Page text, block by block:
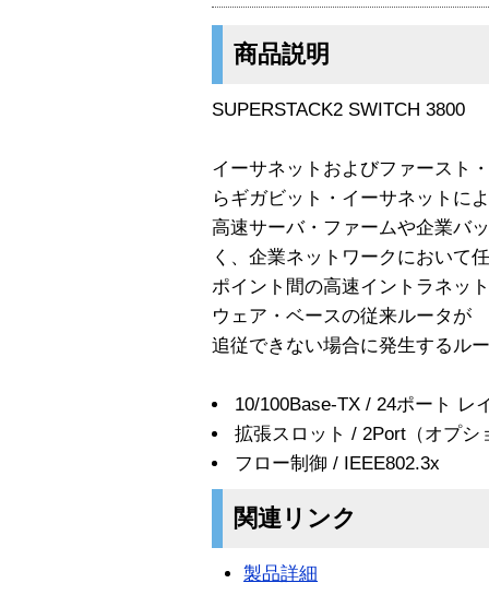
商品説明
SUPERSTACK2 SWITCH 3800
イーサネットおよびファースト
らギガビット・イーサネットに
高速サーバ・ファームや企業バ
く、企業ネットワークにおいて
ポイント間の高速イントラネッ
ウェア・ベースの従来ルータが
追従できない場合に発生するル
10/100Base-TX / 24ポート レ
拡張スロット / 2Port（オプシ
フロー制御 / IEEE802.3x
関連リンク
製品詳細